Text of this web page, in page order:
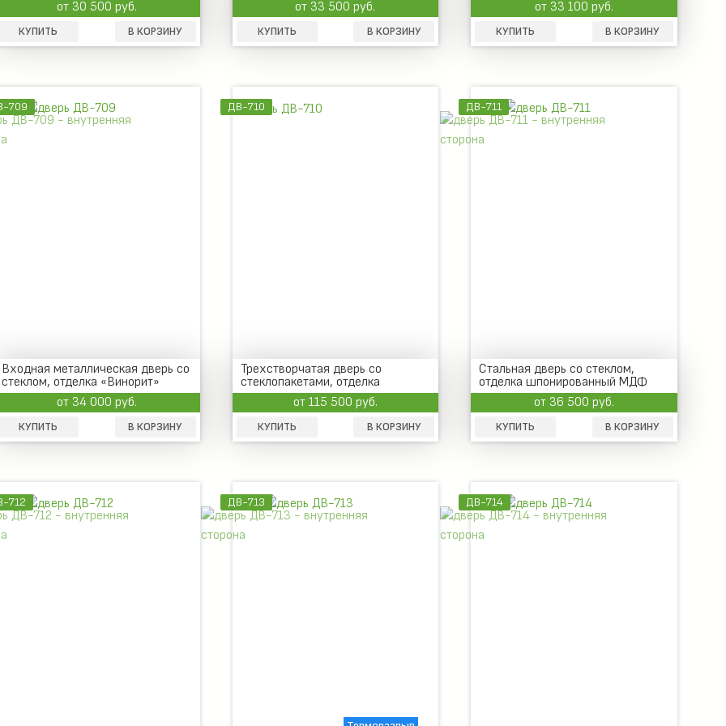
от 30 500 руб.
КУПИТЬ В КОРЗИНУ
от 33 500 руб.
КУПИТЬ В КОРЗИНУ
от 33 100 руб.
КУПИТЬ В КОРЗИНУ
709
Входная металлическая дверь со
стеклом, отделка «Винорит»
от 34 000 руб.
КУПИТЬ В КОРЗИНУ
ДВ-710
Трехстворчатая дверь со
стеклопакетами, отделка
«Винорит»от 115 500 руб.
КУПИТЬ В КОРЗИНУ
ДВ-711
Стальная дверь со стеклом,
отделка шпонированный МДФ
от 36 500 руб.
КУПИТЬ В КОРЗИНУ
712 ДВ-713 ДВ-714